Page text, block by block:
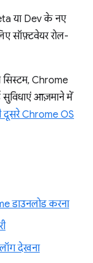
या Dev के नए
सॉफ़्टवेयर रोल-
Chrome
आज़माने में
Chrome OS
डाउनलोड करना
देखना